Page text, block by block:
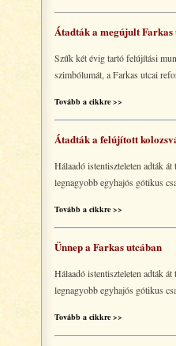
Átadták a megújult
Szűk két évig tartó felújítási
szimbólumát, a Farkas utcai
Tovább a cikkre >>
Átadták a felújított
Hálaadó istentiszteleten adták
legnagyobb egyhajós gótikus
Tovább a cikkre >>
Ünnep a Farkas utcában
Hálaadó istentiszteleten adták
legnagyobb egyhajós gótikus
Tovább a cikkre >>